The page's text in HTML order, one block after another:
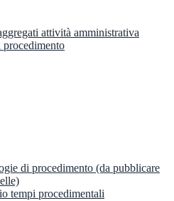
attività amministrativa
di procedimento (da pubblicare
tempi procedimentali